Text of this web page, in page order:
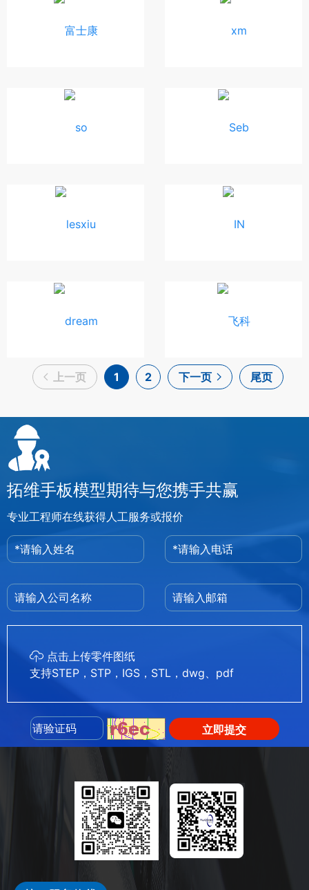
1 2
拓维手板模型期待与您携手共赢
专业工程师在线获得人工服务或报价
点击上传零件图纸
支持STEP，STP，IGS，STL，dwg、pdf
立即提交